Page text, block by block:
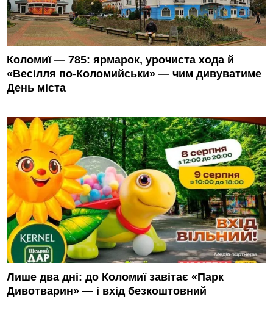
Коломиї — 785: ярмарок, урочиста хода й
«Весілля по-Коломийськи» — чим дивуватиме
День міста
Лише два дні: до Коломиї завітає «Парк
Дивотварин» — і вхід безкоштовний